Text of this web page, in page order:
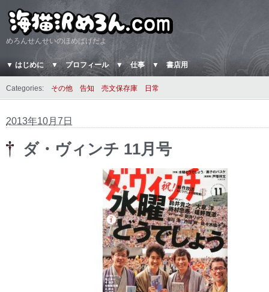
めろんせんせいのほめぱげだよ
▼ はじめに ▼ プロフィール ▼ 仕事 ▼ 書店用
Categories: その他 告知 売文保存庫 日常
2013年10月7日
ダ・ヴィンチ 11月号